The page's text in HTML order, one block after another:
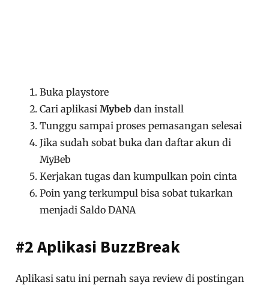
Buka playstore
Cari aplikasiMybeb dan install
Tunggu sampai proses pemasangan selesai
Jika sudah sobat buka dan daftar akun di
MyBeb
Kerjakan tugas dan kumpulkan poin cinta
Poin yang terkumpul bisa sobat tukarkan
menjadi Saldo DANA
#2 Aplikasi BuzzBreak
Aplikasi satu ini pernah saya review di postingan